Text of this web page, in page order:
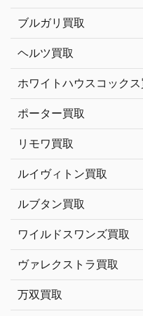
ブルガリ買取
ヘルツ買取
ホワイトハウスコックス
ポーター買取
リモワ買取
ルイヴィトン買取
ルブタン買取
ワイルドスワンズ買取
ヴァレクストラ買取
万双買取